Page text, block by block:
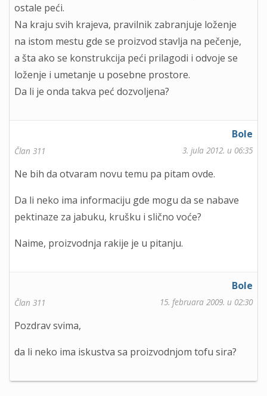
ostale peći.
Na kraju svih krajeva, pravilnik zabranjuje loženje
na istom mestu gde se proizvod stavlja na pečenje,
a šta ako se konstrukcija peći prilagodi i odvoje se
loženje i umetanje u posebne prostore.
Da li je onda takva peć dozvoljena?
Bole
Član 311 3. jula 2012. u 06:35
Ne bih da otvaram novu temu pa pitam ovde.
Da li neko ima informaciju gde mogu da se nabave
pektinaze za jabuku, krušku i slično voće?
Naime, proizvodnja rakije je u pitanju.
Bole
Član 311 15. februara 2009. u 02:30
Pozdrav svima,
da li neko ima iskustva sa proizvodnjom tofu sira?